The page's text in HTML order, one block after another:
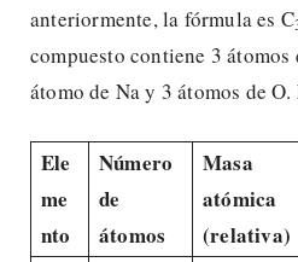
anteriormente, la fórmula es C
compuesto contiene 3 átomos
átomo de Na y 3 átomos de
Ele
me
nto
Número
de
átomos
Masa
atómica
(relativa)